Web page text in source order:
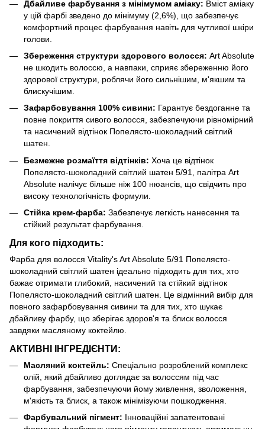
Дбайливе фарбування з мінімумом аміаку: Вміст аміаку
у цій фарбі зведено до мінімуму (2,6%), що забезпечує
комфортний процес фарбування навіть для чутливої шкіри
голови.
Збереження структури здорового волосся: Art Absolute
не шкодить волоссю, а навпаки, сприяє збереженню його
здорової структури, роблячи його сильнішим, м'якшим та
блискучішим.
Зафарбовування 100% сивини: Гарантує бездоганне та
повне покриття сивого волосся, забезпечуючи рівномірний
та насичений відтінок Попелясто-шоколадний світлий
шатен.
Безмежне розмаїття відтінків: Хоча це відтінок
Попелясто-шоколадний світлий шатен 5/91, палітра Art
Absolute налічує більше ніж 100 нюансів, що свідчить про
високу технологічність формули.
Стійка крем-фарба: Забезпечує легкість нанесення та
стійкий результат фарбування.
Для кого підходить:
Фарба для волосся Vitality's Art Absolute 5/91 Попелясто-
шоколадний світлий шатен ідеально підходить для тих, хто
бажає отримати глибокий, насичений та стійкий відтінок
Попелясто-шоколадний світлий шатен. Це відмінний вибір для
повного зафарбовування сивини та для тих, хто шукає
дбайливу фарбу, що зберігає здоров'я та блиск волосся
завдяки масляному коктейлю.
АКТИВНІ ІНГРЕДІЄНТИ:
Масляний коктейль: Спеціально розроблений комплекс
олій, який дбайливо доглядає за волоссям під час
фарбування, забезпечуючи йому живлення, зволоження,
м'якість та блиск, а також мінімізуючи пошкодження.
Фарбувальний пігмент: Інноваційні запатентовані